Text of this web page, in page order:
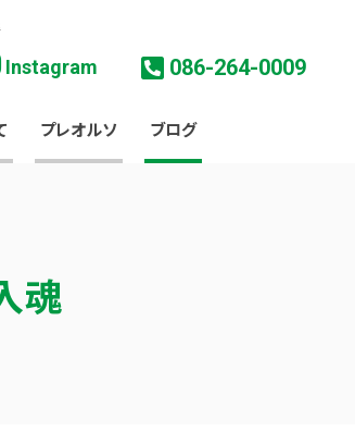
Instagram 086-264-0009
プレオルソ ブログ
魂